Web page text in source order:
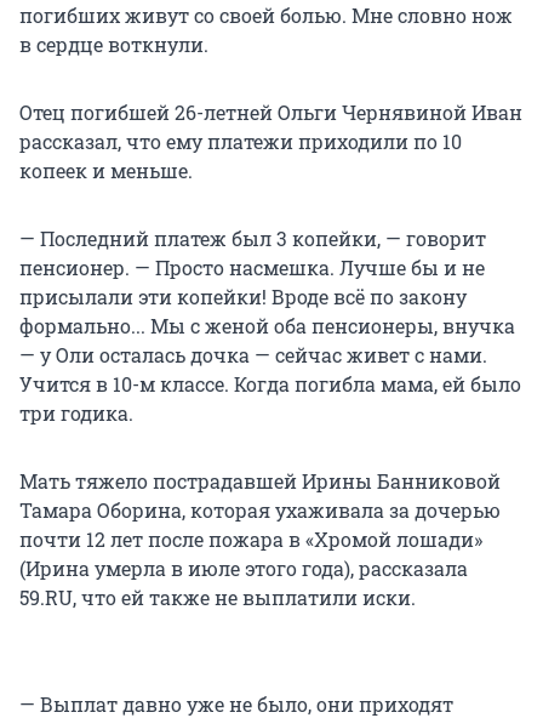
погибших живут со своей болью. Мне словно нож
в сердце воткнули.
Отец погибшей 26-летней Ольги Чернявиной Иван
рассказал, что ему платежи приходили по 10
копеек и меньше.
— Последний платеж был 3 копейки, — говорит
пенсионер. — Просто насмешка. Лучше бы и не
присылали эти копейки! Вроде всё по закону
формально... Мы с женой оба пенсионеры, внучка
— у Оли осталась дочка — сейчас живет с нами.
Учится в 10-м классе. Когда погибла мама, ей было
три годика.
Мать тяжело пострадавшей Ирины Банниковой
Тамара Оборина, которая ухаживала за дочерью
почти 12 лет после пожара в «Хромой лошади»
(Ирина умерла в июле этого года), рассказала
59.RU, что ей также не выплатили иски.
— Выплат давно уже не было, они приходят